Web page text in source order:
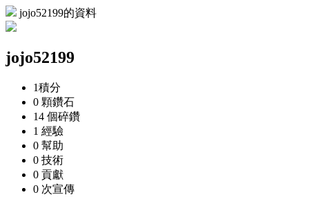
jojo52199的資料
jojo52199
1積分
0 顆鑽石
14 個碎鑽
1 經驗
0 幫助
0 技術
0 貢獻
0 次宣傳